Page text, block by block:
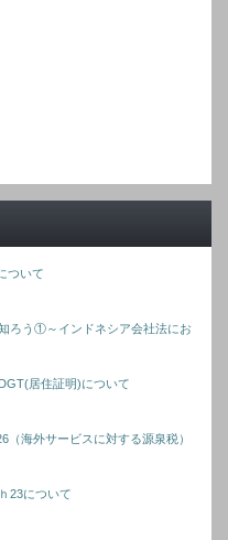
ついて
ろう①～インドネシア会社法にお
居住証明)について
（海外サービスに対する源泉税）
23について